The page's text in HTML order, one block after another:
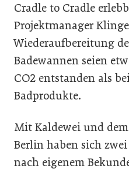
Cradle to Cradle
Projektmanager
Wiederaufbereitung
Badewannen seien
CO2 entstanden als
Badprodukte.
Mit Kaldewei und
Berlin haben sich
nach eigenem